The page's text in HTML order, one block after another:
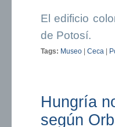
El edificio
de Potosí.
Tags: Museo Ceca
Hungría
según